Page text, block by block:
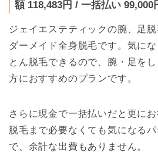
額 118,483円 / 一括払い 99,000
ジェイエステティックの腕、足
ダーメイド全身脱毛です。気に
とん脱毛できるので、腕・足を
方におすすめのプランです。
さらに現金で一括払いだと更に
脱毛まで必要なくても気になる
で、余計な出費もありません。